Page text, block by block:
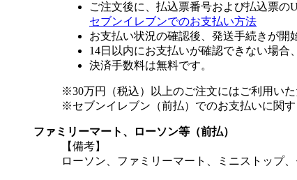
ご注文後に、払込票番号および払込票の
セブンイレブンでのお支払い方法
お支払い状況の確認後、発送手続きが開
14日以内にお支払いが確認できない場合
決済手数料は無料です。
※30万円（税込）以上のご注文にはご利用いた
※セブンイレブン（前払）でのお支払いに関
ファミリーマート、ローソン等（前払）
【備考】
ローソン、ファミリーマート、ミニストップ